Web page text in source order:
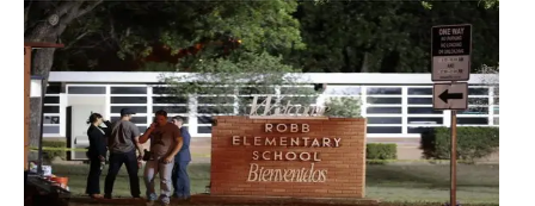
en
Texas
piden
fin
a
la
libre
circulación
de
armas